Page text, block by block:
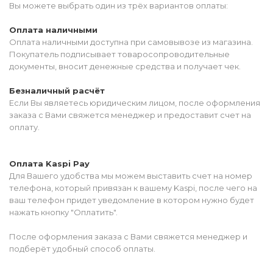
Вы можете выбрать один из трёх вариантов оплаты:
Оплата наличными
Оплата наличными доступна при самовывозе из магазина.
Покупатель подписывает товаросопроводительные
документы, вносит денежные средства и получает чек.
Безналичный расчёт
Если Вы являетесь юридическим лицом, после оформления
заказа с Вами свяжется менеджер и предоставит счет на
оплату.
Оплата Kaspi Pay
Для Вашего удобства мы можем выставить счет на номер
телефона, который привязан к вашему Kaspi, после чего на
ваш телефон придет уведомление в котором нужно будет
нажать кнопку "Оплатить".
После оформления заказа с Вами свяжется менеджер и
подберёт удобный способ оплаты.